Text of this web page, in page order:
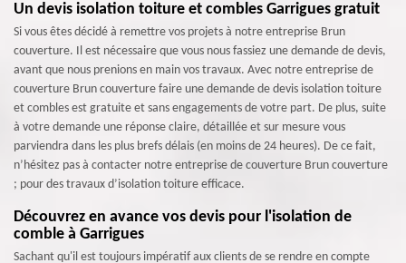
Un devis isolation toiture et combles Garrigues gratuit
Si vous êtes décidé à remettre vos projets à notre entreprise Brun
couverture. Il est nécessaire que vous nous fassiez une demande de devis,
avant que nous prenions en main vos travaux. Avec notre entreprise de
couverture Brun couverture faire une demande de devis isolation toiture
et combles est gratuite et sans engagements de votre part. De plus, suite
à votre demande une réponse claire, détaillée et sur mesure vous
parviendra dans les plus brefs délais (en moins de 24 heures). De ce fait,
n’hésitez pas à contacter notre entreprise de couverture Brun couverture
; pour des travaux d’isolation toiture efficace.
Découvrez en avance vos devis pour l'isolation de
comble à Garrigues
Sachant qu'il est toujours impératif aux clients de se rendre en compte